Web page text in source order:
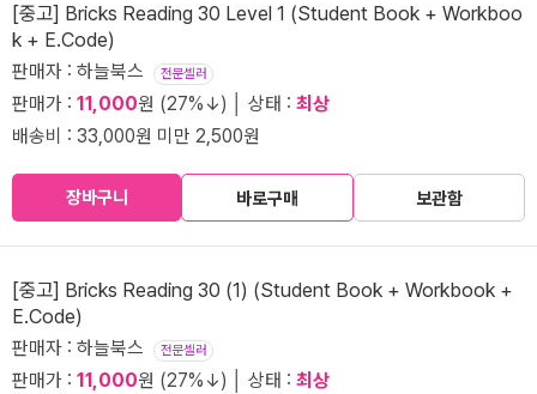
[중고] Bricks Reading 30 Level 1 (Student Book + Workboo
k + E.Code)
판매자 : 하늘북스 전문셀러
판매가 : 11,000원 (27%↓) │ 상태 : 최상
배송비 : 33,000원 미만 2,500원
장바구니 바로구매 보관함
[중고] Bricks Reading 30 (1) (Student Book + Workbook +
E.Code)
판매자 : 하늘북스 전문셀러
판매가 : 11,000원 (27%↓) │ 상태 : 최상